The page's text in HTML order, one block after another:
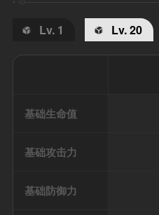
Lv. 1 Lv. 20
基础生命值
基础攻击力
基础防御力